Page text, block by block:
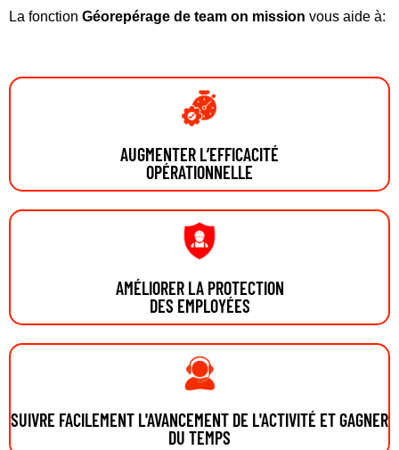
La fonction Géorepérage de team on mission vous aide à:
AUGMENTER L’EFFICACITÉ
OPÉRATIONNELLE
AMÉLIORER LA PROTECTION
DES EMPLOYÉES
SUIVRE FACILEMENT L'AVANCEMENT DE L'ACTIVITÉ ET GAGNER
DU TEMPS